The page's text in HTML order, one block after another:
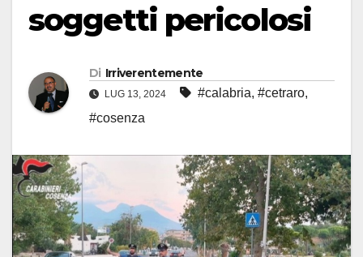
soggetti pericolosi
Di Irriverentemente
LUG 13, 2024 #calabria, #cetraro,
#cosenza